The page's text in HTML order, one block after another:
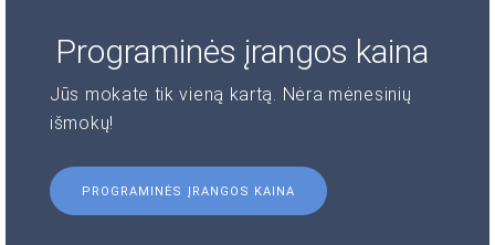
Programinės įrangos kaina
Jūs mokate tik vieną kartą. Nėra mėnesinių
išmokų!
PROGRAMINĖS ĮRANGOS KAINA